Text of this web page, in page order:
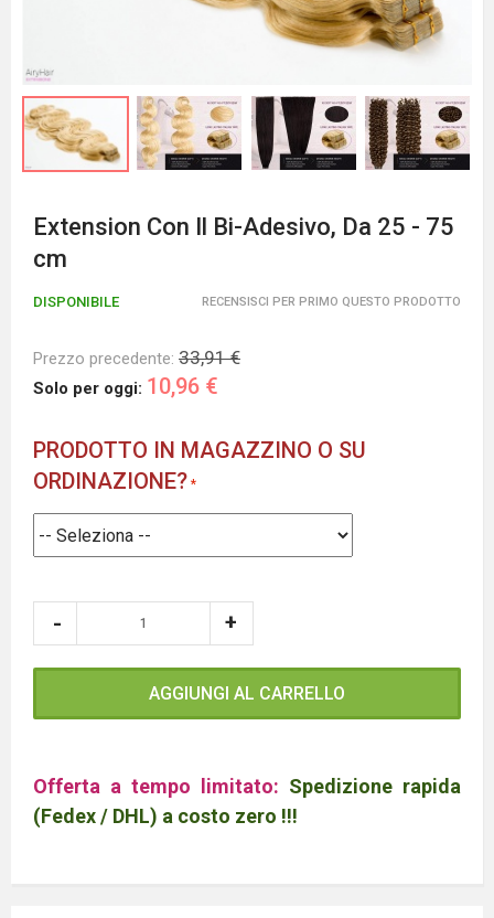
Extension Con Il Bi-Adesivo, Da 25 - 75
cm
RECENSISCI PER PRIMO QUESTO PRODOTTO
DISPONIBILE
Prezzo precedente: 33,91 €
Solo per oggi: 10,96 €
PRODOTTO IN MAGAZZINO O SU
ORDINAZIONE?
AGGIUNGI AL CARRELLO
Offerta a tempo limitato: Spedizione rapida
(Fedex / DHL) a costo zero !!!